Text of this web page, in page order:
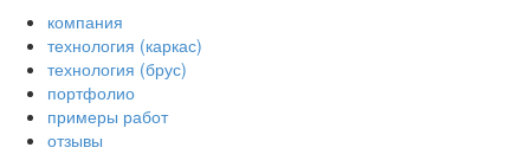
компания
технология (каркас)
технология (брус)
портфолио
примеры работ
отзывы